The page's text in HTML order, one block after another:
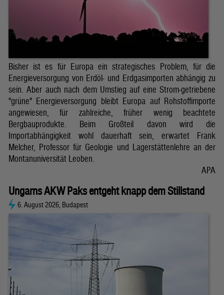
Bisher ist es für Europa ein strategisches Problem, für die
Energieversorgung von Erdöl- und Erdgasimporten abhängig zu
sein. Aber auch nach dem Umstieg auf eine Strom-getriebene
"grüne" Energieversorgung bleibt Europa auf Rohstoffimporte
angewiesen, für zahlreiche, früher wenig beachtete
Bergbauprodukte. Beim Großteil davon wird die
Importabhängigkeit wohl dauerhaft sein, erwartet Frank
Melcher, Professor für Geologie und Lagerstättenlehre an der
Montanuniversität Leoben.
APA
Ungarns AKW Paks entgeht knapp dem Stillstand
6. August 2026, Budapest